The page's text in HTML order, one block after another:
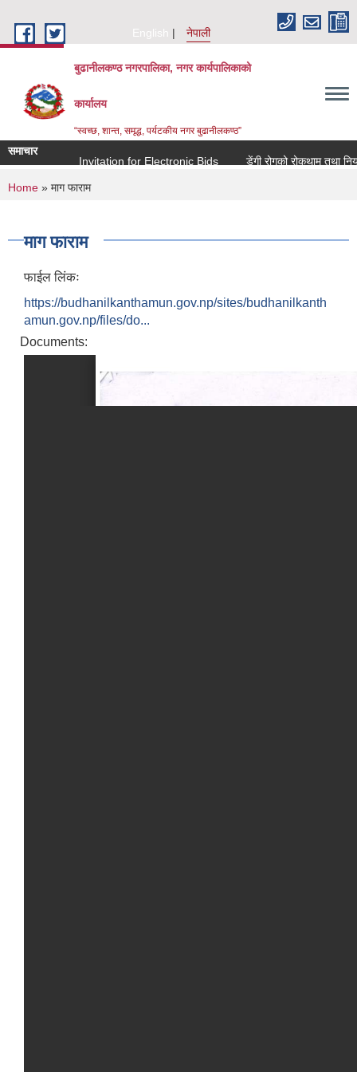
English
नेपाली
बुढानीलकण्ठ नगरपालिका, नगर कार्यपालिकाको
कार्यालय
“स्वच्छ, शान्त, समृद्ध, पर्यटकीय नगर बुढानीलकण्ठ”
समाचार
Invitation for Electronic Bids
डेंगी रोगको रोकथाम तथा
You are here
Home » माग फाराम
माग फाराम
फाईल लिंकः
https://budhanilkanthamun.gov.np/sites/budhanilkanth
amun.gov.np/files/do...
Documents: